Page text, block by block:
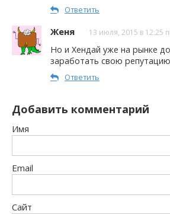
Ответить
Женя 13 июля, 2015 в 12:25
Но и Хендай уже на рынке
заработать свою
Ответить
Добавить комментарий
Имя
Email
Сайт